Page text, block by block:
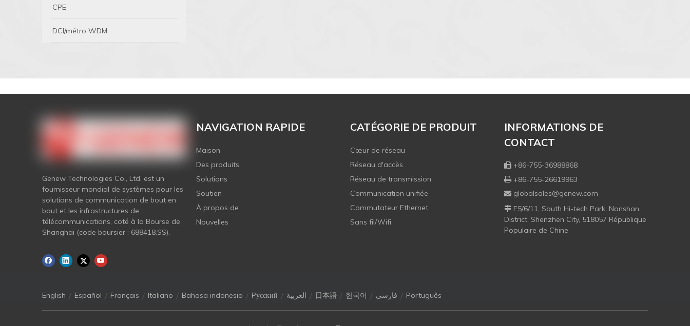
CPE
DCI/métro WDM
Genew Technologies Co., Ltd. est un
fournisseur mondial de systèmes pour les
solutions de communication de bout en
bout et les infrastructures de
télécommunications, coté à la Bourse de
Shanghai (code boursier : 688418.SS).
NAVIGATION RAPIDE
Maison
Des produits
Solutions
Soutien
À propos de
Nouvelles
CATÉGORIE DE PRODUIT
Cœur de réseau
Réseau d'accès
Réseau de transmission
Communication unifiée
Commutateur Ethernet
Sans fil/Wifi
INFORMATIONS DE
CONTACT
 +86-755-36988868
 +86-755-26619963
 globalsales@genew.com
 F5/6/11, South Hi-tech Park, Nanshan
District, Shenzhen City, 518057 République
Populaire de Chine
English / Español / Français / Italiano / Bahasa indonesia / Pусский / العربية / 日本語 / 한국어 / فارسی / Português